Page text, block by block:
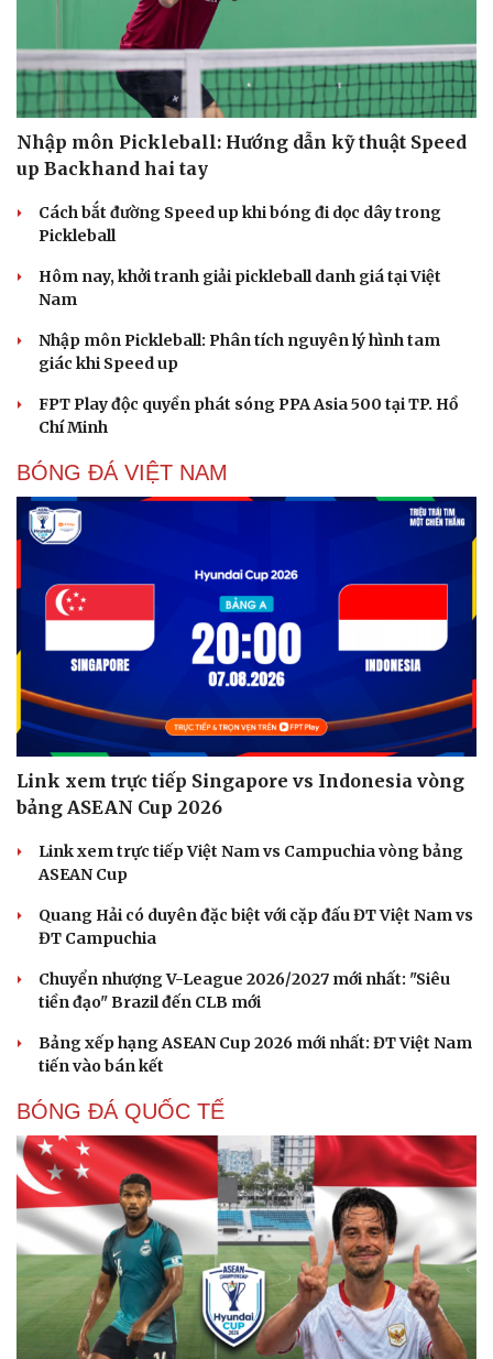
Nhập môn Pickleball: Hướng dẫn kỹ thuật Speed
up Backhand hai tay
Cách bắt đường Speed up khi bóng đi dọc dây trong
Pickleball
Hôm nay, khởi tranh giải pickleball danh giá tại Việt
Nam
Nhập môn Pickleball: Phân tích nguyên lý hình tam
giác khi Speed up
FPT Play độc quyền phát sóng PPA Asia 500 tại TP. Hồ
Chí Minh
BÓNG ĐÁ VIỆT NAM
Link xem trực tiếp Singapore vs Indonesia vòng
bảng ASEAN Cup 2026
Link xem trực tiếp Việt Nam vs Campuchia vòng bảng
ASEAN Cup
Quang Hải có duyên đặc biệt với cặp đấu ĐT Việt Nam vs
ĐT Campuchia
Chuyển nhượng V-League 2026/2027 mới nhất: "Siêu
tiền đạo" Brazil đến CLB mới
Bảng xếp hạng ASEAN Cup 2026 mới nhất: ĐT Việt Nam
tiến vào bán kết
BÓNG ĐÁ QUỐC TẾ